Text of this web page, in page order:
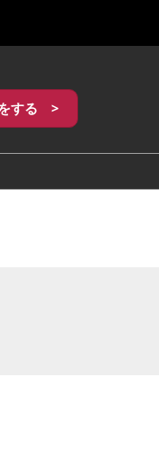
する >